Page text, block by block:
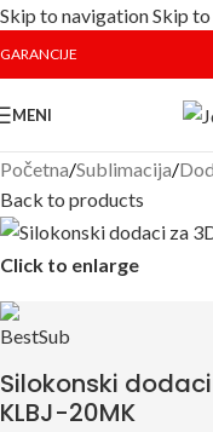
Skip to navigationSkip
GARANCIJE
MENI
Početna/Sublimacija/
Back to products
Click to enlarge
Silokonski
KLBJ-20MK